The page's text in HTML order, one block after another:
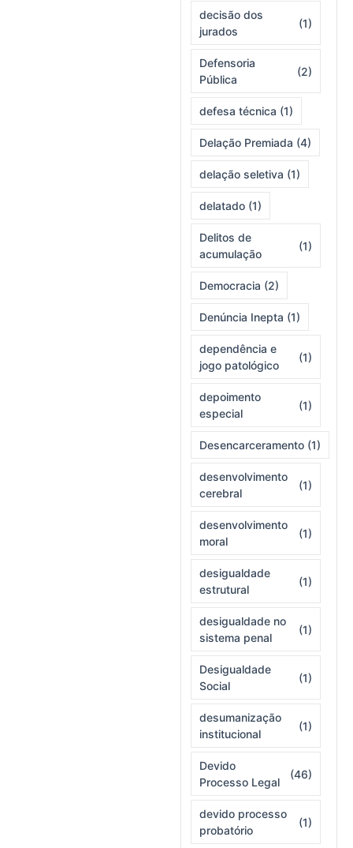
decisão dos
jurados
(1)
Defensoria
Pública
(2)
defesa técnica (1)
Delação Premiada (4)
delação seletiva (1)
delatado (1)
Delitos de
acumulação
(1)
Democracia (2)
Denúncia Inepta (1)
dependência e
jogo patológico
(1)
depoimento
especial
(1)
Desencarceramento (1)
desenvolvimento
cerebral
(1)
desenvolvimento
moral
(1)
desigualdade
estrutural
(1)
desigualdade no
sistema penal
(1)
Desigualdade
Social
(1)
desumanização
institucional
(1)
Devido
Processo Legal
(46)
devido processo
probatório
(1)